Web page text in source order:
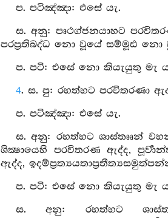
ප. පටිඤ්ඤා: එසේ යැ.
ස. අනු: පෘථග්ජනයාහට
පරප්‍රතිබද්ධ නො වූයේ සම්මූඪ නො
ප. පටි: එසේ නො කියැයුතු මැ
4. ස. පු: රහත්හට පරවිතරණා
ප. පටිඤ්ඤා: එසේ යැ.
ස. අනු: රහත්හට ශාස්තෲන්
ශික්‍ෂායෙහි පරවිතරණ ඇද්ද,
ඇද්ද,
ප. පටි: එසේ නො කියැයුතු මැ
ස. අනු: රහත්හට